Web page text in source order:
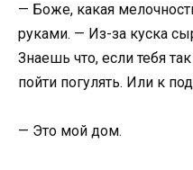
— Боже, какая
руками. — Из-за куска
Знаешь что, если тебя
пойти погулять. Или к
— Это мой дом.